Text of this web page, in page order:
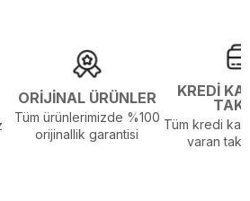
ORİJİNAL ÜRÜNLER
Tüm ürünlerimizde %100
orijinallik garantisi
KREDİ
Tüm kredi
varan